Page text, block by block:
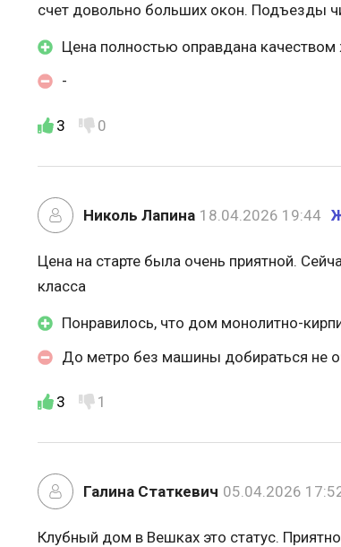
счет довольно больших окон. Подъезды
Цена полностью оправдана качеством
-
3 0
Николь Лапина 18.04.2026 19:44
Цена на старте была очень приятной.
класса
Понравилось, что дом монолитно-
До метро без машины добираться не
3 1
Галина Статкевич 05.04.2026
Клубный дом в Вешках это статус.